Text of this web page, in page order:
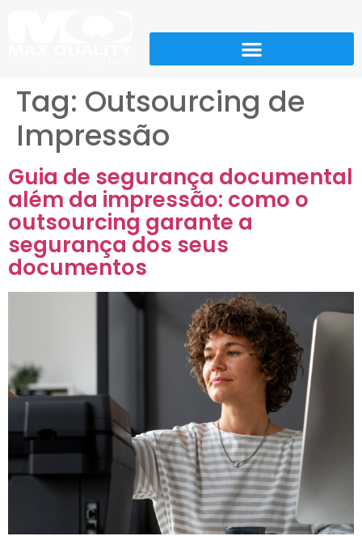
Tag: Outsourcing de
Impressão
Guia de segurança documental
além da impressão: como o
outsourcing garante a
segurança dos seus
documentos